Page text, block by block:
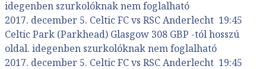
idegenben szurkolóknak nem foglalható
2017. december 5. Celtic FC vs RSC Anderlecht 19:45
Celtic Park (Parkhead) Glasgow 308 GBP -tól hosszú
oldal. idegenben szurkolóknak nem foglalható
2017. december 5. Celtic FC vs RSC Anderlecht 19:45